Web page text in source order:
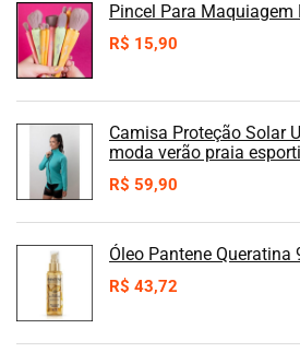
Pincel Para Maquiagem
R$ 15,90
Camisa Proteção Solar
moda verão praia
R$ 59,90
Óleo Pantene Queratina
R$ 43,72